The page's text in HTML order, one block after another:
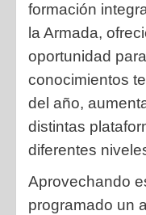
formación
la Armada,
oportunidad
conocimientos
del año,
distintas
diferentes
Aprovechando
programado un